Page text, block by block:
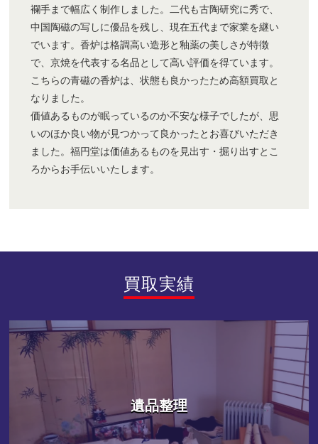
襴手まで幅広く制作しました。二代も古陶研究に秀で、
中国陶磁の写しに優品を残し、現在五代まで家業を継い
でいます。香炉は格調高い造形と釉薬の美しさが特徴
で、京焼を代表する名品として高い評価を得ています。
こちらの青磁の香炉は、状態も良かったため高額買取と
なりました。
価値あるものが眠っているのか不安な様子でしたが、思
いのほか良い物が見つかって良かったとお喜びいただき
ました。福円堂は価値あるものを見出す・掘り出すとこ
ろからお手伝いいたします。
買取実績
遺品整理